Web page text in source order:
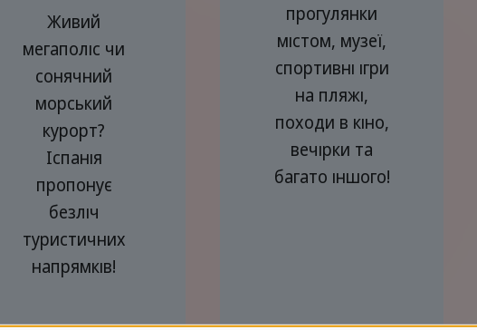
Живий
мегаполіс чи
сонячний
морський
курорт?
Іспанія
пропонує
безліч
туристичних
напрямків!
прогулянки
містом, музеї,
спортивні ігри
на пляжі,
походи в кіно,
вечірки та
багато іншого!